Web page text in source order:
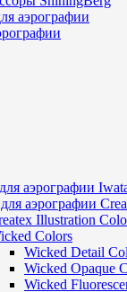
аэрографии
аэрографии
аэрографии
Illustration
Colors
Wicked Detail
Wicked Opaque
Wicked